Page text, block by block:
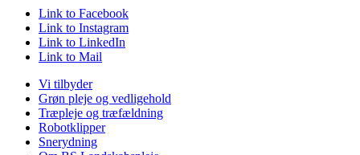
Link to Facebook
Link to Instagram
Link to LinkedIn
Link to Mail
Vi tilbyder
Grøn pleje og vedligehold
Træpleje og træfældning
Robotklipper
Snerydning